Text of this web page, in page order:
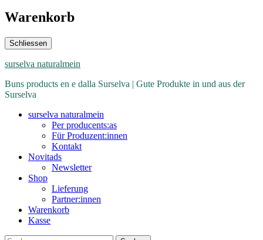
Warenkorb
Schliessen
surselva naturalmein
Buns products en e dalla Surselva | Gute Produkte in und aus der
Surselva
surselva naturalmein
Per producents:as
Für Produzent:innen
Kontakt
Novitads
Newsletter
Shop
Lieferung
Partner:innen
Warenkorb
Kasse